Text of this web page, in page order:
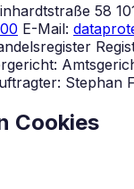
58
E-Mail:
Stephan
Cookies